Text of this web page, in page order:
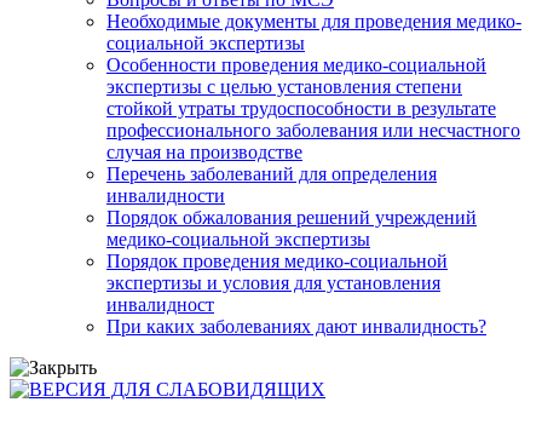
Необходимые документы для проведения медико-
социальной экспертизы
Особенности проведения медико-социальной
экспертизы с целью установления степени
стойкой утраты трудоспособности в результате
профессионального заболевания или несчастного
случая на производстве
Перечень заболеваний для определения
инвалидности
Порядок обжалования решений учреждений
медико-социальной экспертизы
Порядок проведения медико-социальной
экспертизы и условия для установления
инвалидност
При каких заболеваниях дают инвалидность?